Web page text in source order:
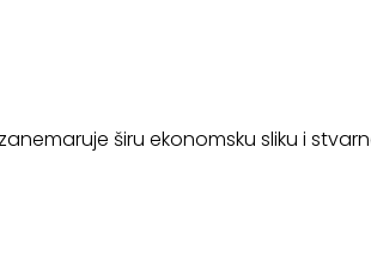
širu ekonomsku sliku i